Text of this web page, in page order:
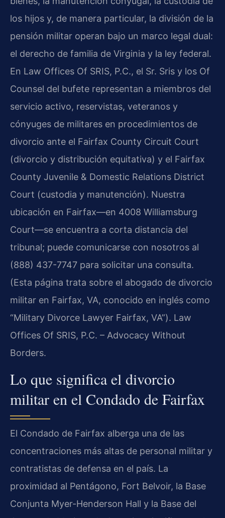
los hijos y, de manera particular, la división de la
pensión militar operan bajo un marco legal dual:
el derecho de familia de Virginia y la ley federal.
En Law Offices Of SRIS, P.C., el Sr. Sris y los Of
Counsel del bufete representan a miembros del
servicio activo, reservistas, veteranos y
cónyuges de militares en procedimientos de
divorcio ante el Fairfax County Circuit Court
(divorcio y distribución equitativa) y el Fairfax
County Juvenile & Domestic Relations District
Court (custodia y manutención). Nuestra
ubicación en Fairfax—en 4008 Williamsburg
Court—se encuentra a corta distancia del
tribunal; puede comunicarse con nosotros al
(888) 437-7747 para solicitar una consulta.
(Esta página trata sobre el abogado de divorcio
militar en Fairfax, VA, conocido en inglés como
“Military Divorce Lawyer Fairfax, VA”). Law
Offices Of SRIS, P.C. – Advocacy Without
Borders.
Lo que significa el divorcio
militar en el Condado de Fairfax
El Condado de Fairfax alberga una de las
concentraciones más altas de personal militar y
contratistas de defensa en el país. La
proximidad al Pentágono, Fort Belvoir, la Base
Conjunta Myer-Henderson Hall y la Base del